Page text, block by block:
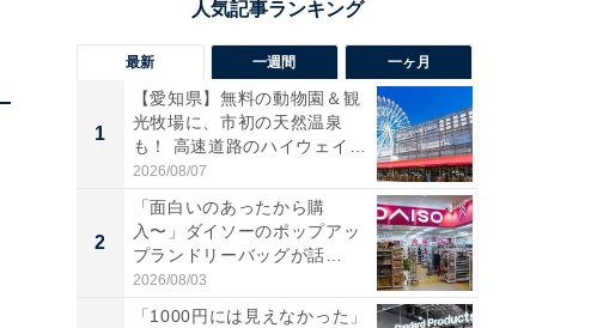
最新 一週間 一ヶ月
1
【愛知県】無料の動物園＆観
光牧場に、市初の天然温泉
も！ 高速道路のハイウェイオ
ア...
2026/08/07
2
「面白いのあったから購
入〜」ダイソーのポップアッ
プランドリーバッグが話
題。“さま...
2026/08/03
「1000円には見えなかった」